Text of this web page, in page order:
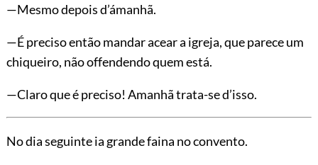
—Mesmo depois d’ámanhã.
—É preciso então mandar acear a igreja, que parece um
chiqueiro, não offendendo quem está.
—Claro que é preciso! Amanhã trata-se d’isso.
No dia seguinte ia grande faina no convento.